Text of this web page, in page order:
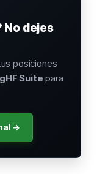
No dejes
posiciones
Suite para
→